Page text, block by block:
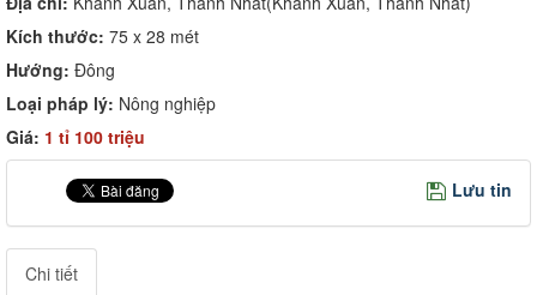
Kích thước: 75 x 28 mét
Hướng: Đông
Loại pháp lý: Nông nghiệp
Giá: 1 tỉ 100 triệu
Lưu tin
Chi tiết